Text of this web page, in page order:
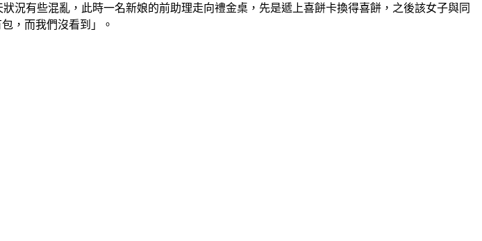
況有些混亂，此時一名新娘的前助理走向禮金桌，先是遞上喜餅卡換得喜餅，之後該女子與同
，而我們沒看到」。